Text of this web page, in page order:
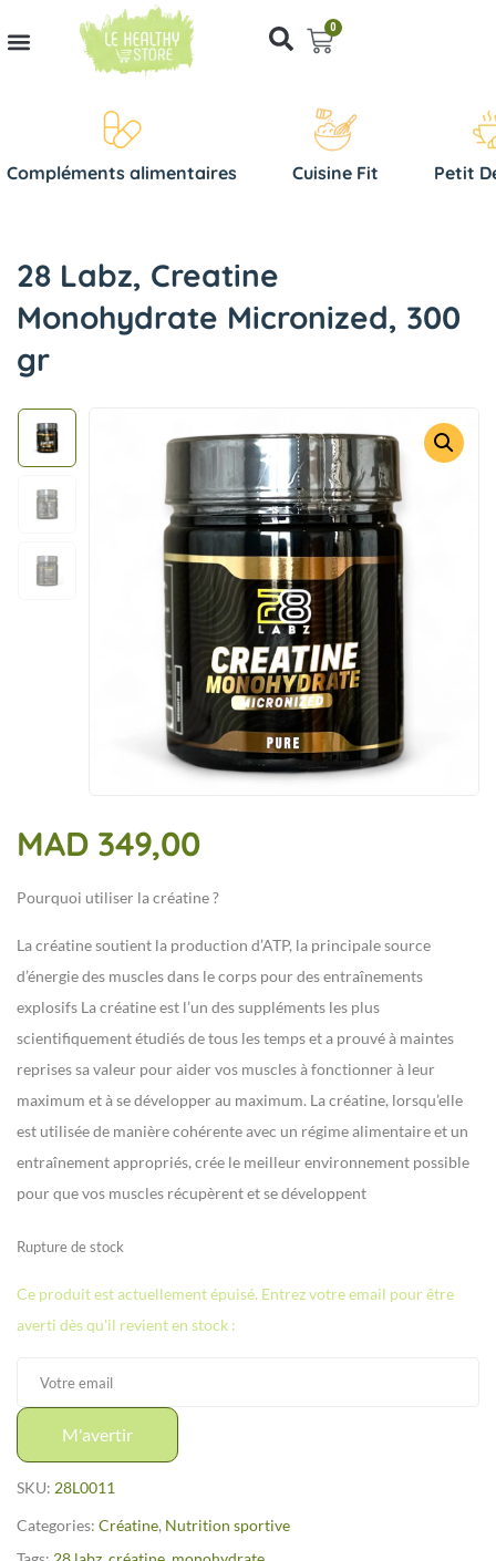
0
Compléments alimentaires Cuisine Fit Petit
28 Labz, Creatine
Monohydrate Micronized, 300
gr
MAD 349,00
Pourquoi utiliser la créatine ?
La créatine soutient la production d’ATP, la principale source
d’énergie des muscles dans le corps pour des entraînements
explosifs La créatine est l’un des suppléments les plus
scientifiquement étudiés de tous les temps et a prouvé à maintes
reprises sa valeur pour aider vos muscles à fonctionner à leur
maximum et à se développer au maximum. La créatine, lorsqu’elle
est utilisée de manière cohérente avec un régime alimentaire et un
entraînement appropriés, crée le meilleur environnement possible
pour que vos muscles récupèrent et se développent
Rupture de stock
Ce produit est actuellement épuisé. Entrez votre email pour être
averti dès qu'il revient en stock :
M'avertir
SKU: 28L0011
Categories: Créatine, Nutrition sportive